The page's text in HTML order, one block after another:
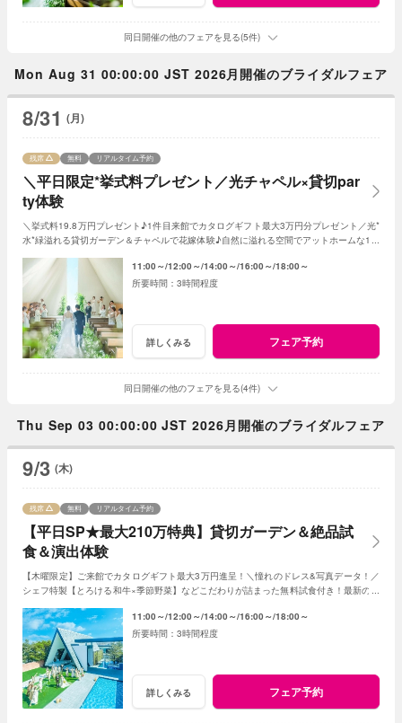
同日開催の他のフェアを見る(5件)
Mon Aug 31 00:00:00 JST 2026月開催のブライダルフェア
8/31 (月)
＼平日限定*挙式料プレゼント／光チャペル×貸切par
ty体験
残席 無料 リアルタイム予約
＼挙式料19.8万円プレゼント♪1件目来館でカタログギフト最大3万円分プレゼント／光*
水*緑溢れる貸切ガーデン＆チャペルで花嫁体験♪自然に溢れる空間でアットホームな1日
11:00～ 12:00～ 14:00～ 16:00～ 18:00～
3時間程度
詳しくみる フェア予約
同日開催の他のフェアを見る(4件)
Thu Sep 03 00:00:00 JST 2026月開催のブライダルフェア
9/3 (木)
【平日SP★最大210万特典】貸切ガーデン＆絶品試
食＆演出体験
残席 無料 リアルタイム予約
【木曜限定】ご来館でカタログギフト最大3万円進呈！＼憧れのドレス&写真データ！／
シェフ特製【とろける和牛×季節野菜】などこだわりが詰まった無料試食付き！最新のマ
11:00～ 12:00～ 14:00～ 16:00～ 18:00～
3時間程度
詳しくみる フェア予約